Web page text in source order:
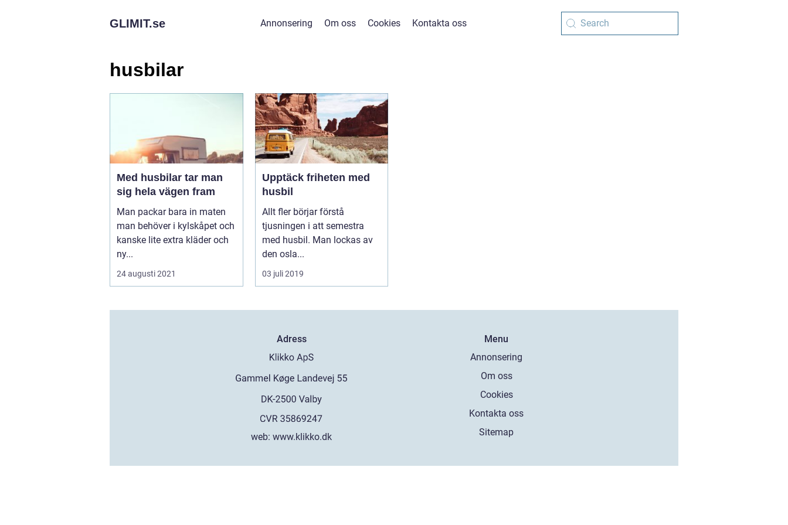
GLIMIT.se Annonsering Om oss Cookies Kontakta oss
husbilar
Med husbilar tar man
sig hela vägen fram
Man packar bara in maten
man behöver i kylskåpet och
kanske lite extra kläder och
ny...
24 augusti 2021
Upptäck friheten med
husbil
Allt fler börjar förstå
tjusningen i att semestra
med husbil. Man lockas av
den osla...
03 juli 2019
Adress
web:www.klikko.dk
Menu
Annonsering
Om oss
Cookies
Kontakta oss
Sitemap